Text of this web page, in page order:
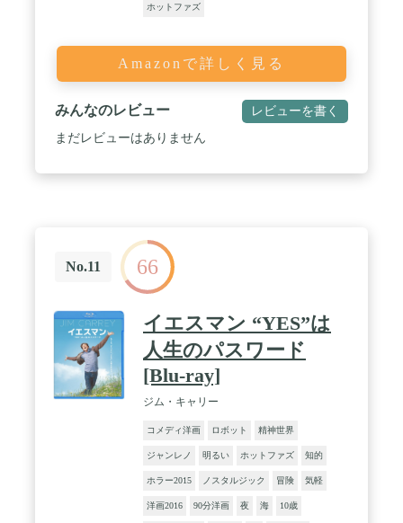
ホットファズ
Amazonで詳しく見る
みんなのレビュー レビューを書く
まだレビューはありません
No.11 66
イエスマン “YES”は
人生のパスワード
[Blu-ray]
ジム・キャリー
コメディ洋画 ロボット 精神世界
ジャンレノ 明るい ホットファズ 知的
ホラー2015 ノスタルジック 冒険 気軽
洋画2016 90分洋画 夜 海 10歳